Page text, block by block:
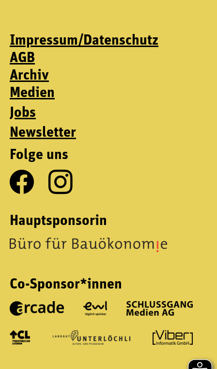
Impressum/Datenschutz
AGB
Archiv
Medien
Jobs
Newsletter
Folge uns
Hauptsponsorin
Co-Sponsor*innen